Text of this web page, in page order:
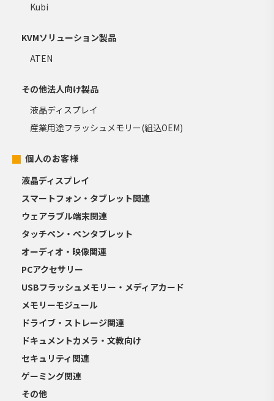
Kubi
KVMソリューション製品
ATEN
その他法人向け製品
液晶ディスプレイ
産業用途フラッシュメモリー(組込OEM)
個人のお客様
液晶ディスプレイ
スマートフォン・タブレット関連
ウェアラブル端末関連
タッチペン・ペンタブレット
オーディオ・映像関連
PCアクセサリー
USBフラッシュメモリー・メディアカード
メモリーモジュール
ドライブ・ストレージ関連
ドキュメントカメラ・文教向け
セキュリティ関連
ゲーミング関連
その他